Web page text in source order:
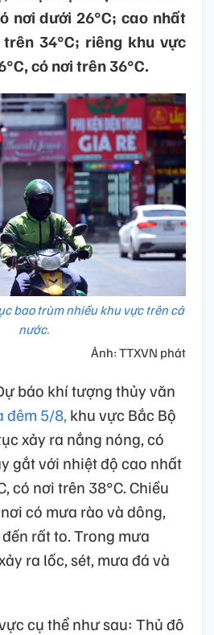
nơi dưới 26°C; cao nhất
34°C; riêng khu vực
có nơi trên 36°C.
bao trùm nhiều khu vực trên cả
nước.
Ảnh: TTXVN phát
báo khí tượng thủy văn
đêm 5/8, khu vực Bắc Bộ
xảy ra nắng nóng, có
gắt với nhiệt độ cao nhất
có nơi trên 38°C. Chiều
có mưa rào và dông,
rất to. Trong mưa
ra lốc, sét, mưa đá và
cụ thể như sau: Thủ đô